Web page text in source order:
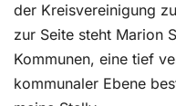
der Kreisvereinigung
zur Seite steht Marion
Kommunen, eine tief
kommunaler Ebene